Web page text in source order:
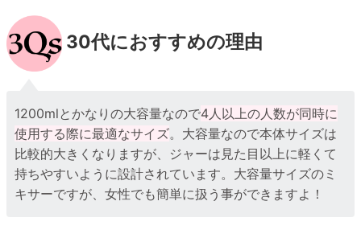
30代におすすめの理由
1200mlとかなりの大容量なので4人以上の人数が同時に
使用する際に最適なサイズ。大容量なので本体サイズは
比較的大きくなりますが、ジャーは見た目以上に軽くて
持ちやすいように設計されています。大容量サイズのミ
キサーですが、女性でも簡単に扱う事ができますよ！